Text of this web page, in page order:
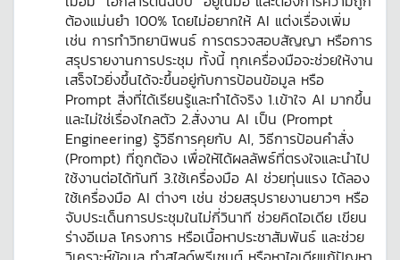
ต้องแม่นยำ 100% โดยไม่อยากให้ AI แต่งเรื่องเพิ่ม
เช่น การทำวิทยานิพนธ์ การตรวจสอบสัญญา หรือการ
สรุปรายงานการประชุม ทั้งนี้ ทุกเครื่องมือจะช่วยให้งาน
เสร็จไวยิ่งขึ้นได้จะขึ้นอยู่กับการป้อนข้อมูล หรือ
Prompt สิ่งที่ได้เรียนรู้และทำได้จริง 1.เข้าใจ AI มากขึ้น
และไม่ใช่เรื่องไกลตัว 2.สั่งงาน AI เป็น (Prompt
Engineering) รู้วิธีการคุยกับ AI, วิธีการป้อนคำสั่ง
(Prompt) ที่ถูกต้อง เพื่อให้ได้ผลลัพธ์ที่ตรงใจและนำไป
ใช้งานต่อได้ทันที 3.ใช้เครื่องมือ AI ช่วยทุ่นแรง ได้ลอง
ใช้เครื่องมือ AI ต่างๆ เช่น ช่วยสรุปรายงานยาวๆ หรือ
จับประเด็นการประชุมในไม่กี่วินาที ช่วยคิดไอเดีย เขียน
ร่างอีเมล โครงการ หรือเนื้อหาประชาสัมพันธ์ และช่วย